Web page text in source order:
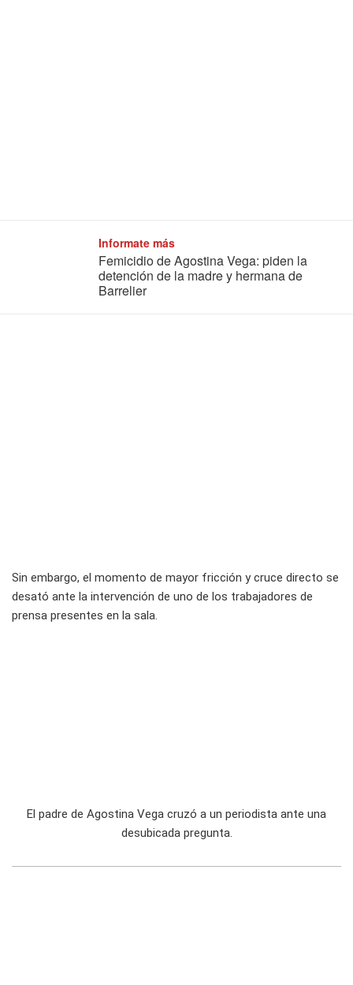
Informate más
Femicidio de Agostina Vega: piden la
detención de la madre y hermana de
Barrelier
Sin embargo, el momento de mayor fricción y cruce directo se
desató ante la intervención de uno de los trabajadores de
prensa presentes en la sala.
El padre de Agostina Vega cruzó a un periodista ante una
desubicada pregunta.